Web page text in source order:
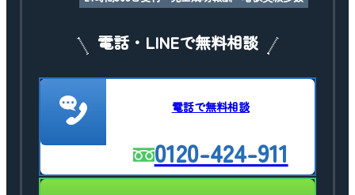
電話・LINEで無料相談
電話で無料相談
0120-424-911